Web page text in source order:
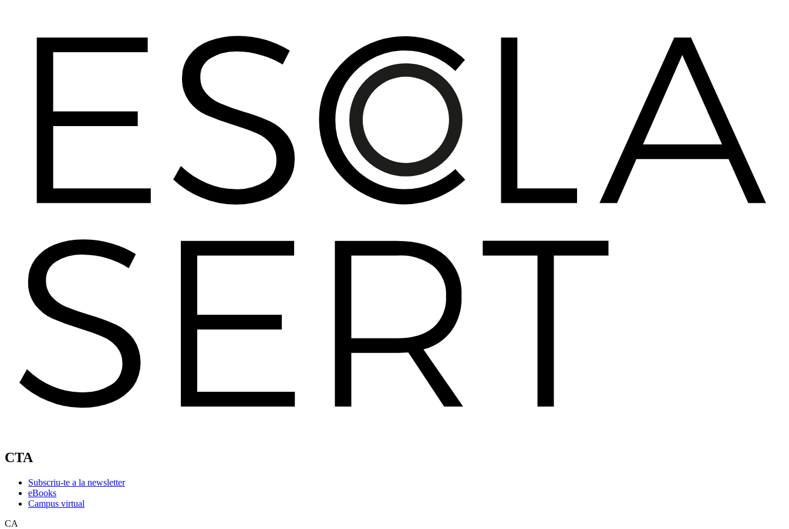
CTA
Subscriu-te a la newsletter
eBooks
Campus virtual
CA